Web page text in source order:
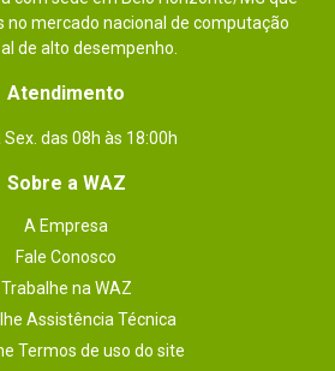
de gráficos: 2,2GHz;
de núcleos gráficos: 2;
no mercado nacional de computação
de alto desempenho.
Atendimento
Sex. das 08h às 18:00h
Sobre a WAZ
A Empresa
Fale Conosco
Trabalhe na WAZ
Assistência Técnica
Termos de uso do site